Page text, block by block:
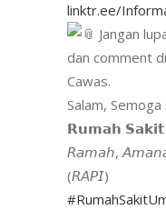
linktr.ee/
Jangan
dan comment
Cawas.
Salam,
𝗥𝘂𝗺𝗮𝗵
𝘙𝘢𝘮𝘢𝘩,
(𝘙𝘈𝘗𝘐)